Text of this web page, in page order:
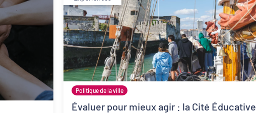
Politique de la ville
Évaluer pour mieux agir : la Cité Éducative